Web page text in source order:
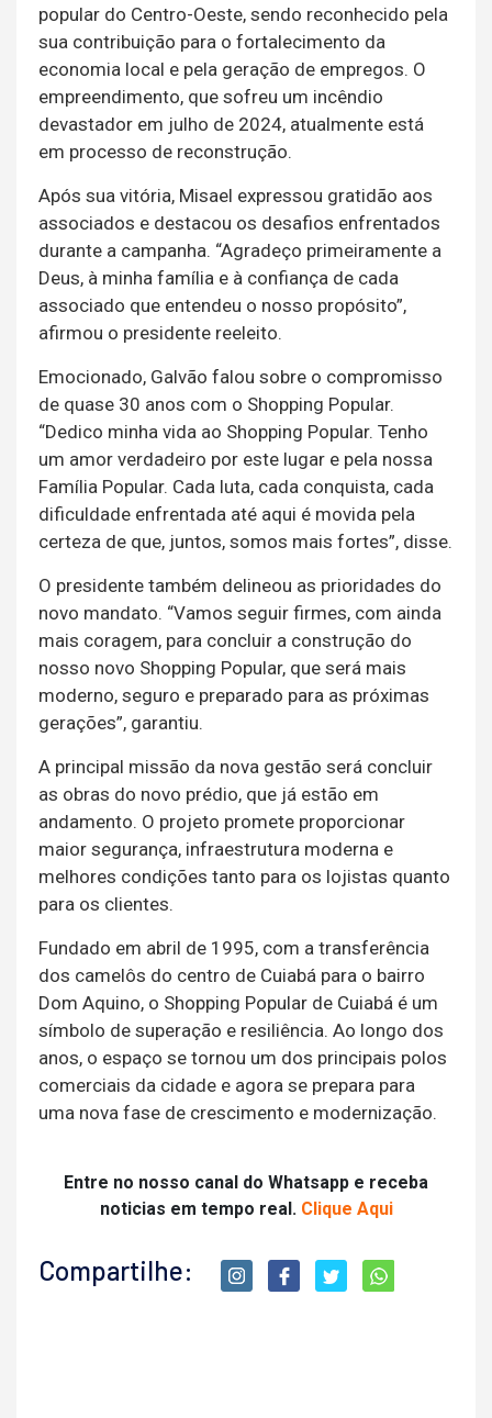
popular do Centro-Oeste, sendo reconhecido pela
sua contribuição para o fortalecimento da
economia local e pela geração de empregos. O
empreendimento, que sofreu um incêndio
devastador em julho de 2024, atualmente está
em processo de reconstrução.
Após sua vitória, Misael expressou gratidão aos
associados e destacou os desafios enfrentados
durante a campanha. “Agradeço primeiramente a
Deus, à minha família e à confiança de cada
associado que entendeu o nosso propósito”,
afirmou o presidente reeleito.
Emocionado, Galvão falou sobre o compromisso
de quase 30 anos com o Shopping Popular.
“Dedico minha vida ao Shopping Popular. Tenho
um amor verdadeiro por este lugar e pela nossa
Família Popular. Cada luta, cada conquista, cada
dificuldade enfrentada até aqui é movida pela
certeza de que, juntos, somos mais fortes”, disse.
O presidente também delineou as prioridades do
novo mandato. “Vamos seguir firmes, com ainda
mais coragem, para concluir a construção do
nosso novo Shopping Popular, que será mais
moderno, seguro e preparado para as próximas
gerações”, garantiu.
A principal missão da nova gestão será concluir
as obras do novo prédio, que já estão em
andamento. O projeto promete proporcionar
maior segurança, infraestrutura moderna e
melhores condições tanto para os lojistas quanto
para os clientes.
Fundado em abril de 1995, com a transferência
dos camelôs do centro de Cuiabá para o bairro
Dom Aquino, o Shopping Popular de Cuiabá é um
símbolo de superação e resiliência. Ao longo dos
anos, o espaço se tornou um dos principais polos
comerciais da cidade e agora se prepara para
uma nova fase de crescimento e modernização.
Entre no nosso canal do Whatsapp e receba
noticias em tempo real. Clique Aqui
Compartilhe: